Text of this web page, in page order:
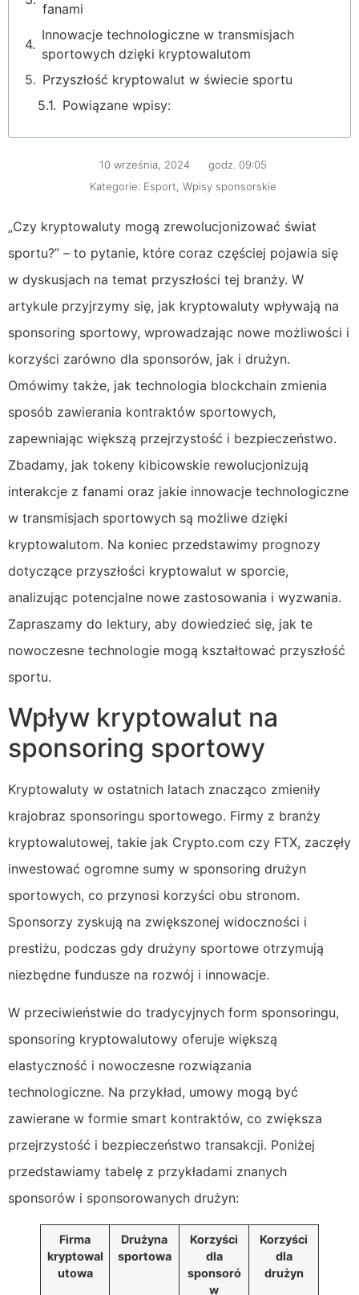
fanami
Innowacje technologiczne w transmisjach
sportowych dzięki kryptowalutom
Przyszłość kryptowalut w świecie sportu
Powiązane wpisy:
10 września, 2024 godz.09:05
Kategorie: Esport, Wpisy sponsorskie
„Czy kryptowaluty mogą zrewolucjonizować świat
sportu?” – to pytanie, które coraz częściej pojawia się
w dyskusjach na temat przyszłości tej branży. W
artykule przyjrzymy się, jak kryptowaluty wpływają na
sponsoring sportowy, wprowadzając nowe możliwości i
korzyści zarówno dla sponsorów, jak i drużyn.
Omówimy także, jak technologia blockchain zmienia
sposób zawierania kontraktów sportowych,
zapewniając większą przejrzystość i bezpieczeństwo.
Zbadamy, jak tokeny kibicowskie rewolucjonizują
interakcje z fanami oraz jakie innowacje technologiczne
w transmisjach sportowych są możliwe dzięki
kryptowalutom. Na koniec przedstawimy prognozy
dotyczące przyszłości kryptowalut w sporcie,
analizując potencjalne nowe zastosowania i wyzwania.
Zapraszamy do lektury, aby dowiedzieć się, jak te
nowoczesne technologie mogą kształtować przyszłość
sportu.
Wpływ kryptowalut na
sponsoring sportowy
Kryptowaluty w ostatnich latach znacząco zmieniły
krajobraz sponsoringu sportowego. Firmy z branży
kryptowalutowej, takie jak Crypto.com czy FTX, zaczęły
inwestować ogromne sumy w sponsoring drużyn
sportowych, co przynosi korzyści obu stronom.
Sponsorzy zyskują na zwiększonej widoczności i
prestiżu, podczas gdy drużyny sportowe otrzymują
niezbędne fundusze na rozwój i innowacje.
W przeciwieństwie do tradycyjnych form sponsoringu,
sponsoring kryptowalutowy oferuje większą
elastyczność i nowoczesne rozwiązania
technologiczne. Na przykład, umowy mogą być
zawierane w formie smart kontraktów, co zwiększa
przejrzystość i bezpieczeństwo transakcji. Poniżej
przedstawiamy tabelę z przykładami znanych
sponsorów i sponsorowanych drużyn:
Firma
kryptowal
utowa
Drużyna
sportowa
Korzyści
dla
sponsoró
w
Korzyści
dla
drużyn